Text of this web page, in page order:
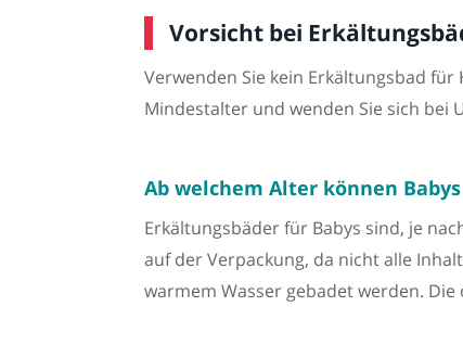
Vorsicht bei
Verwenden Sie kein Erkältungsbad
Mindestalter und wenden Sie sich bei
Ab welchem Alter können
Erkältungsbäder für Babys sind, je
auf der Verpackung, da nicht alle
warmem Wasser gebadet werden.